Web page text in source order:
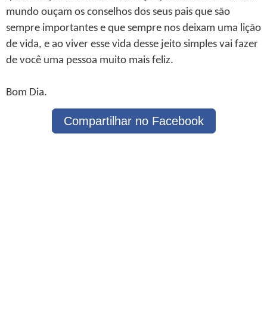
mundo ouçam os conselhos dos seus pais que são
sempre importantes e que sempre nos deixam uma lição
de vida, e ao viver esse vida desse jeito simples vai fazer
de você uma pessoa muito mais feliz.
Bom Dia.
Compartilhar no Facebook